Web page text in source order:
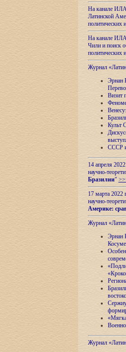
На канале
Латинской
На канале
Чили и поиск
Журнал
Эрнан
Визит
Культ
СССР и
14 апреля
научно-
Бразилии"
17 марта 2022
научно-
Америке:
Журнал
Эрнан
Журнал